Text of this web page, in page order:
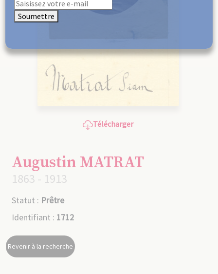
Télécharger
Augustin MATRAT
1863 - 1913
Statut : Prêtre
Identifiant : 1712
Revenir à la recherche
Soumettre